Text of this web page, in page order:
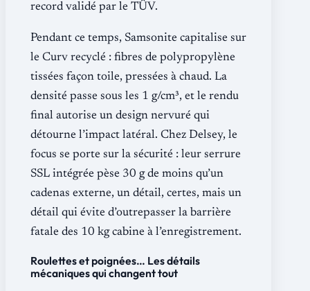
record validé par le TÜV.
Pendant ce temps, Samsonite capitalise sur
le Curv recyclé : fibres de polypropylène
tissées façon toile, pressées à chaud. La
densité passe sous les 1 g/cm³, et le rendu
final autorise un design nervuré qui
détourne l’impact latéral. Chez Delsey, le
focus se porte sur la sécurité : leur serrure
SSL intégrée pèse 30 g de moins qu’un
cadenas externe, un détail, certes, mais un
détail qui évite d’outrepasser la barrière
fatale des 10 kg cabine à l’enregistrement.
Roulettes et poignées… Les détails
mécaniques qui changent tout